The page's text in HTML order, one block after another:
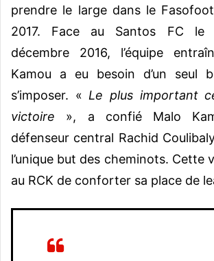
prendre le large dans le
2017. Face au Santos FC le
décembre 2016, l’équipe
Kamou a eu besoin d’un seul
s’imposer. «Le plus important
victoire », a confié Malo
défenseur central Rachid
l’unique but des cheminots. Cette
au RCK de conforter sa place de